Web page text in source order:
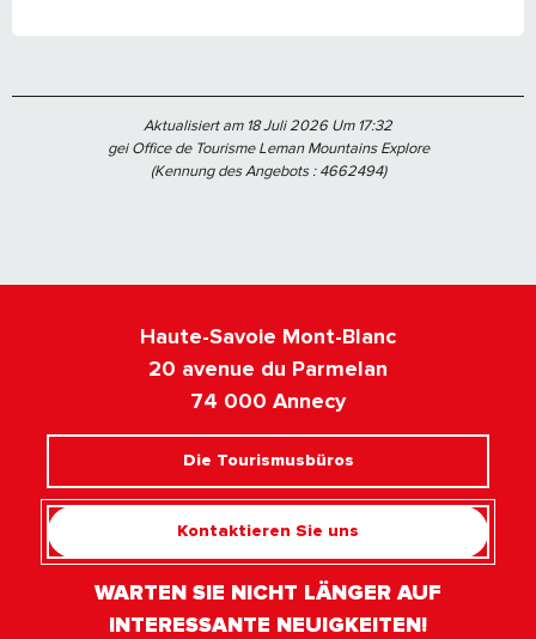
Aktualisiert am 18 Juli 2026 Um 17:32
gei Office de Tourisme Leman Mountains Explore
(Kennung des Angebots :4662494)
Haute-Savoie Mont-Blanc
20 avenue du Parmelan
74 000 Annecy
Die Tourismusbüros
Kontaktieren Sie uns
WARTEN SIE NICHT LÄNGER AUF
INTERESSANTE NEUIGKEITEN!